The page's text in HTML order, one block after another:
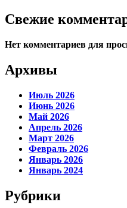
Свежие
Нет комментариев для
Архивы
Июль 2026
Июнь 2026
Май 2026
Апрель 2026
Март 2026
Февраль 2026
Январь 2026
Январь 2024
Рубрики